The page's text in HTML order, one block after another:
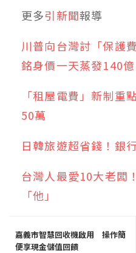
更多引新聞報導
川普向台灣討「保護
銘身價一天蒸發140億
「租屋電費」新制重
50萬
日韓旅遊超省錢！銀
台灣人最愛10大老闆
「他」
嘉義市智慧回收機啟用 操作簡
便享現金儲值回饋